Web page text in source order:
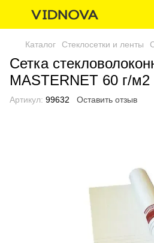
Каталог Стеклосетки и ленты
Сетка
MASTERNET 60 г/м2
Артикул: 99632 Оставить отзыв